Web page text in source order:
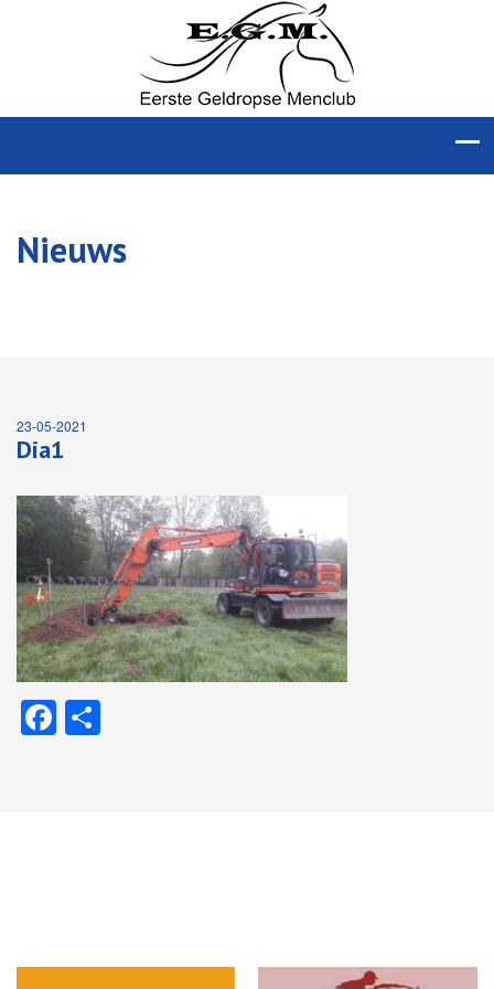
Nieuws
23-05-2021
Dia1
Facebook